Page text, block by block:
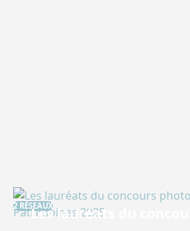
2 RÉSEAUX
Les lauréats du